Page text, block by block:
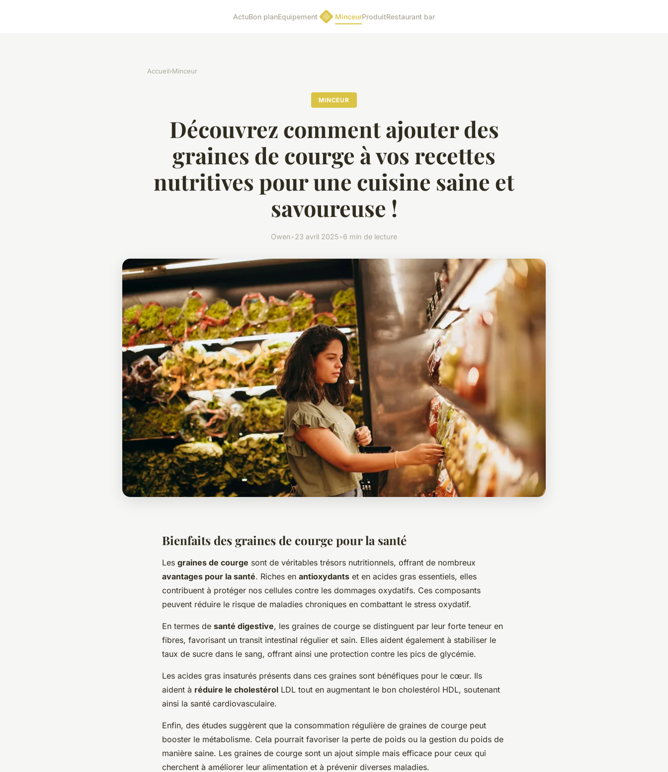
ActuBon planEquipement MinceurProduitRestaurant bar
Accueil›Minceur
MINCEUR
Découvrez comment ajouter des
graines de courge à vos recettes
nutritives pour une cuisine saine et
savoureuse !
Owen•23 avril 2025•6 min de lecture
Bienfaits des graines de courge pour la santé
Les graines de courge sont de véritables trésors nutritionnels, offrant de nombreux
avantages pour la santé. Riches en antioxydants et en acides gras essentiels, elles
contribuent à protéger nos cellules contre les dommages oxydatifs. Ces composants
peuvent réduire le risque de maladies chroniques en combattant le stress oxydatif.
En termes de santé digestive, les graines de courge se distinguent par leur forte teneur en
fibres, favorisant un transit intestinal régulier et sain. Elles aident également à stabiliser le
taux de sucre dans le sang, offrant ainsi une protection contre les pics de glycémie.
Les acides gras insaturés présents dans ces graines sont bénéfiques pour le cœur. Ils
aident à réduire le cholestérol LDL tout en augmentant le bon cholestérol HDL, soutenant
ainsi la santé cardiovasculaire.
Enfin, des études suggèrent que la consommation régulière de graines de courge peut
booster le métabolisme. Cela pourrait favoriser la perte de poids ou la gestion du poids de
manière saine. Les graines de courge sont un ajout simple mais efficace pour ceux qui
cherchent à améliorer leur alimentation et à prévenir diverses maladies.